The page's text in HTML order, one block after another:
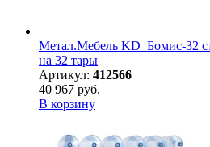
Метал.Мебель KD_Бомис-32
на 32 тары
Артикул: 412566
40 967 руб.
В корзину